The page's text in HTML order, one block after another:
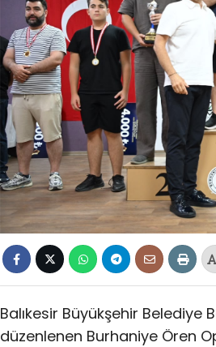
Balıkesir Büyükşehir Belediye
düzenlenen Burhaniye Ören